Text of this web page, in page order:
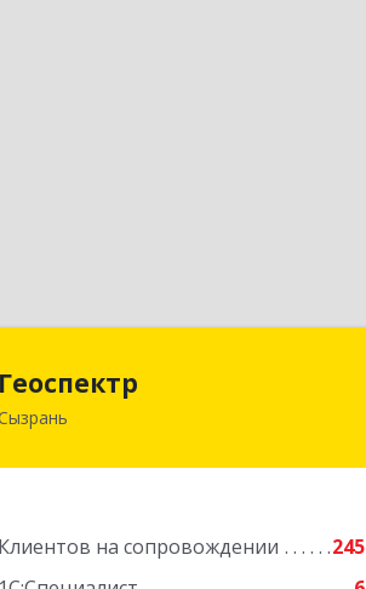
Геоспектр
Клиентов на сопровождении
245
446001, Самарская обл, Сызрань г,